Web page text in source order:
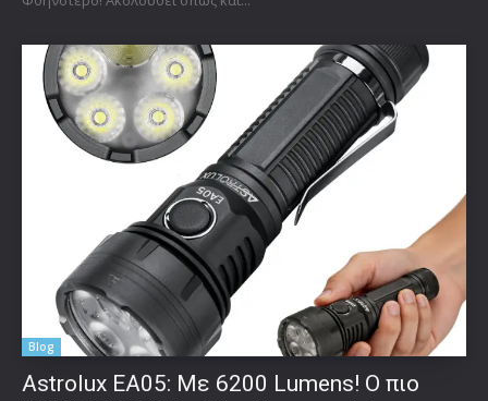
Blog
Astrolux ΕΑ05: Με 6200 Lumens! Ο πιο